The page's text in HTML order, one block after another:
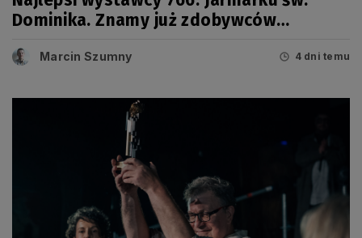
Dominika. Znamy już zdobywców
Marcin Szumny 4 dni temu